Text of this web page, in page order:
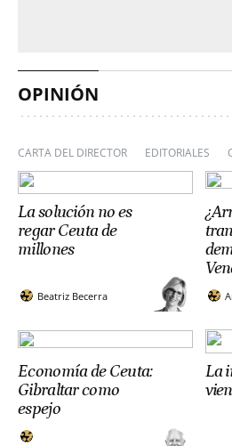
OPINIÓN
CARTA DEL DIRECTOR EDITORIALES
La solución no es
regar Ceuta de
millones
Beatriz Becerra
Economía de Ceuta:
Gibraltar como
espejo
La